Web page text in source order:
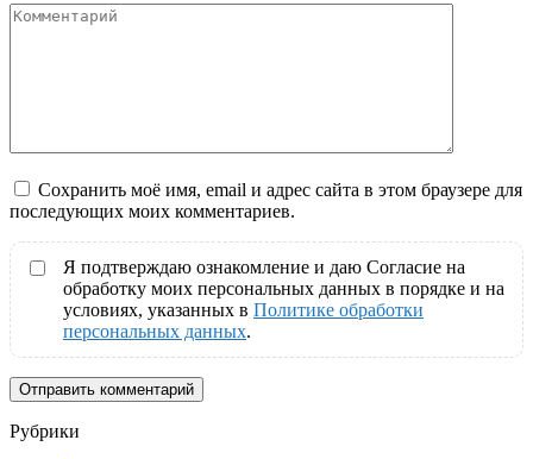
Комментарий
Сохранить моё имя, email и адрес сайта в этом браузере для
последующих моих комментариев.
Я подтверждаю ознакомление и даю Согласие на
обработку моих персональных данных в порядке и на
условиях, указанных в Политике обработки
персональных данных.
Рубрики